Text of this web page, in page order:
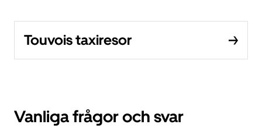
Touvois taxiresor
Vanliga frågor och svar